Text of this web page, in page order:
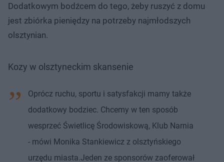
Dodatkowym bodźcem do tego, żeby ruszyć z domu
jest zbiórka pieniędzy na potrzeby najmłodszych
olsztynian.
Kozy w olsztyneckim skansenie
Oprócz ruchu, sportu i satysfakcji mamy także
dodatkowy bodziec. Chcemy w ten sposób
wesprzeć Świetlicę Środowiskową, Klub Narnia
- mówi Monika Stankiewicz z olsztyńskiego
urzędu miasta.Jeden ze sponsorów zaoferował